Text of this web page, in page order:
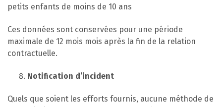
petits enfants de moins de 10 ans
Ces données sont conservées pour une période
maximale de 12 mois mois après la fin de la relation
contractuelle.
Notification d’incident
Quels que soient les efforts fournis, aucune méthode de